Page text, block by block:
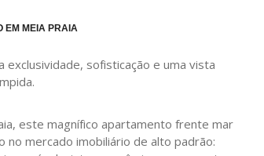
EM MEIA PRAIA
sofisticação e uma vista
este magnífico apartamento frente mar
mercado imobiliário de alto padrão: